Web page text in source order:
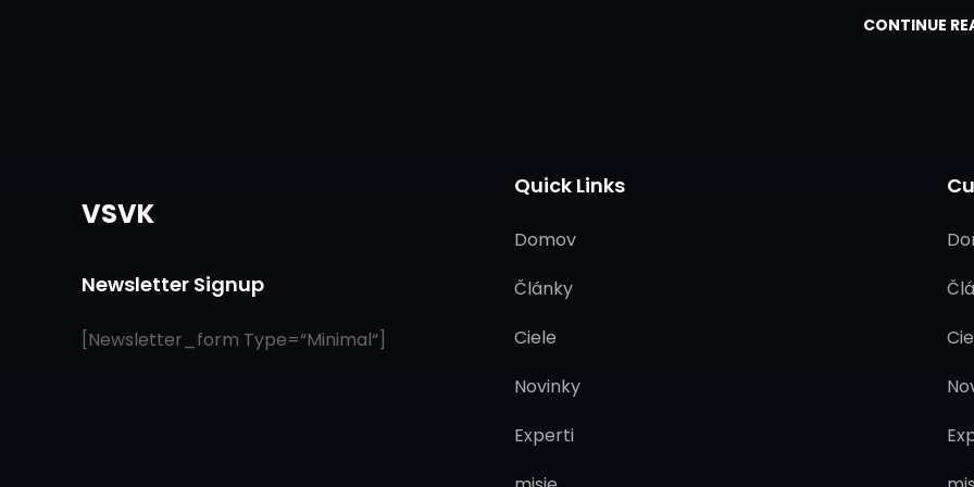
Agentúry
CONTINUE
VSVK
Newsletter Signup
[newsletter_form Type=“minimal“]
Quick Links
Domov
Články
Ciele
Novinky
Experti